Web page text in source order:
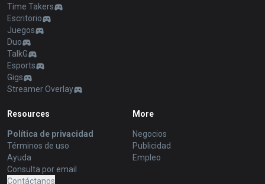
Time Takers
Escritorio
Juegos
Duo
TalkG
Esports
Gigs
Streamer Overlay
Resources
Política de privacidad
Términos de uso
Ayuda
Consulta por email
Contáctanos
More
Negocios
Publicidad
Empleo